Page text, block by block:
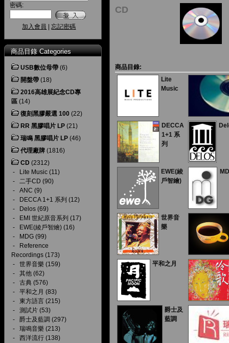
密碼:
加入會員 忘記密碼
商品目錄 Categories
USB數位母帶 (6)
開盤帶 (18)
2016高雄展紀念CD專
區 (14)
復刻黑膠嚴選 100 (22)
RR 黑膠唱片 LP (21)
瑞鳴 黑膠唱片 LP (46)
代理廠牌 (1816)
CD (2312)
-
Lite Music (11)
- 二手CD (90)
- ANC (9)
-
DECCA 1+1 系列 (12)
-
Delos (69)
-
EMI 世紀原音系列 (17)
-
EWE(綾戶智繪) (16)
-
MDG (99)
-
Reference
Recordings (173)
- 世界音樂 (159)
- 其他 (62)
- 古典 (576)
- 平和之月 (83)
- 東方語言 (215)
- 測試片 (53)
- 爵士及藍調 (297)
- 瑞鳴音樂 (213)
- 西洋流行 (138)
CD
商品目錄:
Lite
Music
DECCA
1+1 系
列
EWE(綾
戶智繪)
世界音
樂
平和之月
爵士及
藍調